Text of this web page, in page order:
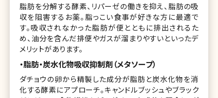
脂肪を分解する酵素、リパーゼの働きを抑え、脂肪の吸
収を阻害するお薬。脂っこい食事が好きな方に最適で
す。吸収されなかった脂肪が便とともに排出されるた
め、油分を含んだ排便やガスが溜まりやすいといったデ
メリットがあります。
・脂肪・炭水化物吸収抑制剤（メタソープ）
ダチョウの卵から精製した成分が脂肪と炭水化物を消
化する酵素にアプローチ。キャンドルブッシュやブラック